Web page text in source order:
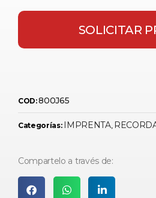
SOLICITAR
COD:800J65
Categorías: IMPRENTA,
Compartelo a través de: